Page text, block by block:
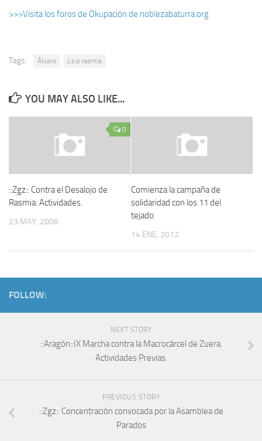
>>>Visita los foros de Okupación de noblezabaturra.org
Tags: Álvaro c.s.o rasmia
YOU MAY ALSO LIKE...
0
::Zgz:: Contra el Desalojo de
Rasmia. Actividades.
23 MAY, 2008
Comienza la campaña de
solidaridad con los 11 del
tejado
14 ENE, 2012
FOLLOW:
NEXT STORY
::Aragón::IX Marcha contra la Macrocárcel de Zuera.
Actividades Previas.
PREVIOUS STORY
::Zgz:: Concentración convocada por la Asamblea de
Parados